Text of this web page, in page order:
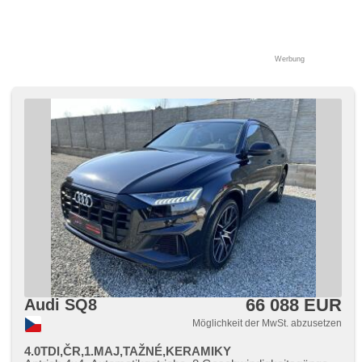
Fahrers, Sportfahrgestell, Sportsitze, Elektronisches
Stabilitätsprogramm (ESP), Start-Stop System, starten per
Außenthermometer, volba jízdního režimu, beheizte Sitze,
beheizte Spiegel, vyhřívané trysky ostřikovačů čelního skla,
Ausziehbare Kopflehnen, höheneinstellbare Sitze, zadní
loketní opěrka, Heck LED Leuchte, Schlossverblendung,
zatmavená zadní skla, Anhängevorrichtung
Werbung
Audi SQ8 66 088 EUR
Möglichkeit der MwSt. abzusetzen
4.0TDI,ČR,1.MAJ,TAŽNÉ,KERAMIKY